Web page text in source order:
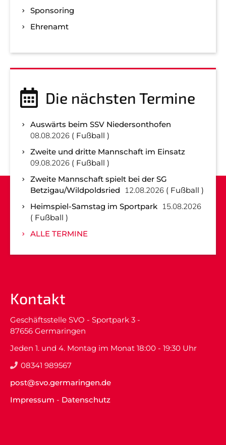
Sponsoring
Ehrenamt
Die nächsten Termine
Auswärts beim SSV Niedersonthofen
08.08.2026
Fußball
Zweite und dritte Mannschaft im Einsatz
09.08.2026
Fußball
Zweite Mannschaft spielt bei der SG
Betzigau/Wildpoldsried
12.08.2026
Fußball
Heimspiel-Samstag im Sportpark 15.08.2026
Fußball
ALLE TERMINE
Kontakt
Geschäftsstelle SVO - Sportpark 3 -
87656 Germaringen
Jeden 1. und 4. Montag im Monat 18:00 - 19:30 Uhr
08341 989567
post@svo.germaringen.de
Impressum - Datenschutz